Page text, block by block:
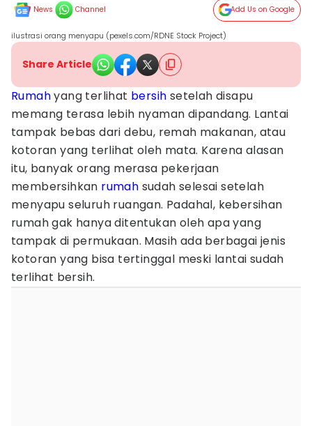
News Channel Add Us on Google
ilustrasi orang menyapu (pexels.com/RDNE Stock Project)
Share Article
Rumahyang terlihat bersih setelah disapu
memang terasa lebih nyaman dipandang. Lantai
tampak bebas dari debu, remah makanan, atau
kotoran yang terlihat oleh mata. Karena alasan
itu, banyak orang merasa pekerjaan
membersihkan rumah sudah selesai setelah
menyapu seluruh ruangan. Padahal, kebersihan
rumah gak hanya ditentukan oleh apa yang
tampak di permukaan. Masih ada berbagai jenis
kotoran yang bisa tertinggal meski lantai sudah
terlihat bersih.